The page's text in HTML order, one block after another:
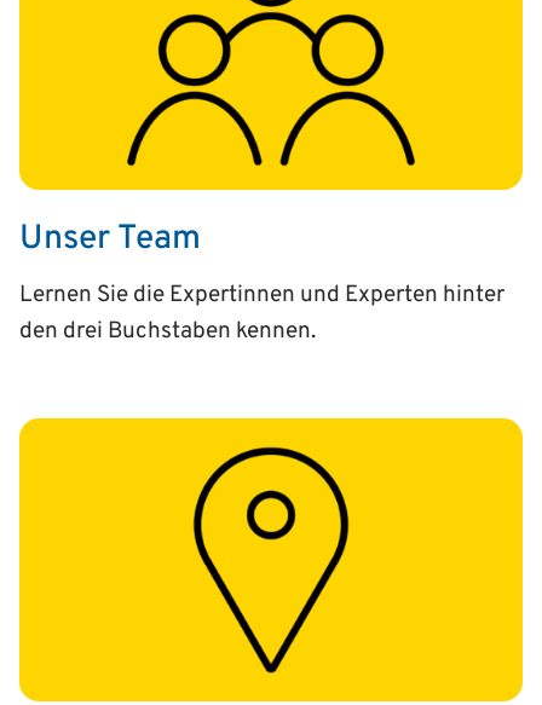
Unser Team
Lernen Sie die Expertinnen und Experten hinter
den drei Buchstaben kennen.